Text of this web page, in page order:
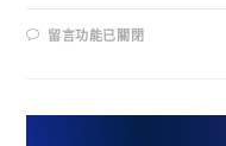
留言功能已關閉